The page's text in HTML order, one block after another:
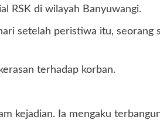
RSK di wilayah Banyuwangi.
setelah peristiwa itu, seorang
terhadap korban.
kejadian. Ia mengaku